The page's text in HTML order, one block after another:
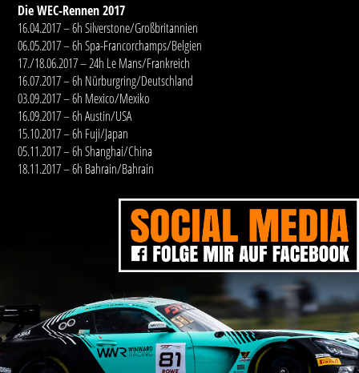
Die WEC-Rennen 2017
16.04.2017 – 6h Silverstone/Großbritannien
06.05.2017 – 6h Spa-Francorchamps/Belgien
17./18.06.2017 – 24h Le Mans/Frankreich
16.07.2017 – 6h Nürburgring/Deutschland
03.09.2017 – 6h Mexico/Mexiko
16.09.2017 – 6h Austin/USA
15.10.2017 – 6h Fuji/Japan
05.11.2017 – 6h Shanghai/China
18.11.2017 – 6h Bahrain/Bahrain